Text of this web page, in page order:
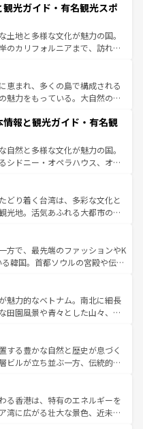
。
、スイスならではのユニークな
光だけでなく町歩きも満喫する
が高いため物価も高いが、旅行
ービスもあり、うまく活用すれ
光ガイド・有名観光スポ
土地と多様な文化が魅力の国。
のカリフォルニアまで、訪れる
、ショッピング、エンターテイ
なスポットだ。一方、アメリカ
グランドキャニオンやイエロー
、音楽と美食が融合した独特の
リカの各地域で異なる魅力を楽
豊かな歴史を感じることができ
リップや列車の旅も、アメリカ
恵まれ、多くの島で構成される
魅力をもっている。大自然の神
、定番の観光地といえばオアフ
るならマウイ島やカウアイ島が
ーンに輝く海をはじめ、豊かな
。「アロハスピリット」と呼ば
ードやハワイアンミュージッ
ど、すべてがハワイの魅力を彩
しい発見と感動が待っているハ
報と観光ガイド・有名観
自然と多様な文化が魅力の国。
シドニー・オペラハウス、オー
そびえるウルル（エアーズロッ
原生林やケアンズの熱帯雨林な
また、カフェやワイン、オージ
実しており、サーフィンやダイ
アウトドア好きにはたまらな
な魅力を存分に味わいつくそ
どり着く台湾は、多彩な文化と
光地。活気あふれる大都市の台
る台湾東部など、都市の喧騒
おり、訪れる人に新しい発見と
また、奥深い台湾の食文化も魅
など、バラエティ豊かな料理
新着の台湾情報は コンテンツ一覧を参
方で、最先端のファッションやK
韓国。首都ソウルの宮殿や伝統
折々の自然美を楽しむことが
焼肉、絶品のストリートフード
が待っている。夜には、韓国な
国の多彩な魅力を心ゆくまで味
てほしい。 なお、新着の韓国情報はコンテンツ一
魅力的なベトナム。南北に細長
田園風景や青々とした山々、世
づく。ハノイの古い町並みやホ
時代の建物も、独特の雰囲気を
ラエティの豊かさとおいしさで
、ベトナムコーヒーなどは、ぜ
地域を訪れてもあたたかい人々
で、きっと忘れられない旅にな
する豊かな自然と歴史が息づく
ビルが立ち並ぶ一方、伝統的な
部ではチェンマイなどの山岳地
ではプーケットやクラビの美し
楽しむことができる。タイ料理
る香港は、特有のエネルギーを
湾に広がる壮大な景色、近未来